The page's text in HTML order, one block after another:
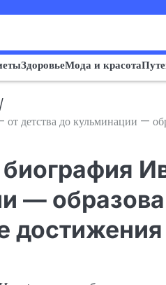
ЗдоровьеМода и красота
детства до кульминации —
—